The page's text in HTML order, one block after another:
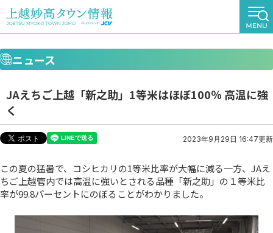
ニュース
JAえちご上越「新之助」1等米はほぼ100％ 高温に強
く
2023年9月29日 16:47更新
この夏の猛暑で、コシヒカリの1等米比率が大幅に減る一方、JAえ
ちご上越管内では高温に強いとされる品種「新之助」の１等米比
率が99.8パーセントにのぼることがわかりました。